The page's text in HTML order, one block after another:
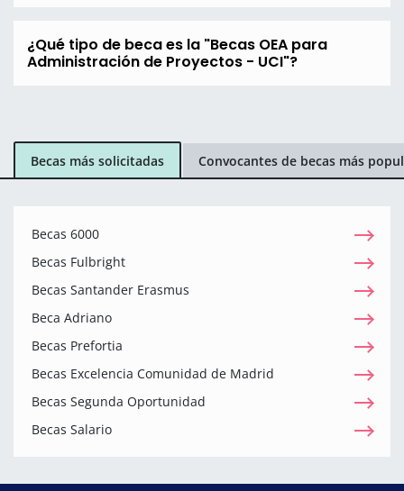
¿Qué tipo de beca es la "Becas OEA para
Administración de Proyectos - UCI"?
Becas más solicitadas Convocantes de becas más
Becas 6000
Becas Fulbright
Becas Santander Erasmus
Beca Adriano
Becas Prefortia
Becas Excelencia Comunidad de Madrid
Becas Segunda Oportunidad
Becas Salario